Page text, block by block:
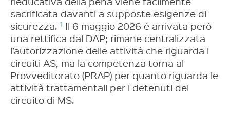
sacrificata davanti a supposte esigenze di
sicurezza. 1 Il 6 maggio 2026 è arrivata però
una rettifica dal DAP; rimane centralizzata
l’autorizzazione delle attività che riguarda i
circuiti AS, ma la competenza torna al
Provveditorato (PRAP) per quanto riguarda le
attività trattamentali per i detenuti del
circuito di MS.